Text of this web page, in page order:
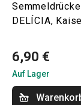
DELÍCIA,
6,90 €
Auf Lager